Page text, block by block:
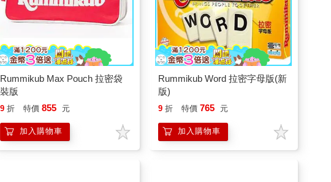
Rummikub Max Pouch 拉密袋
裝版
9 折 特價 855 元
加入購物車
Rummikub Word 拉密字母版(新
版)
9 折 特價 765 元
加入購物車